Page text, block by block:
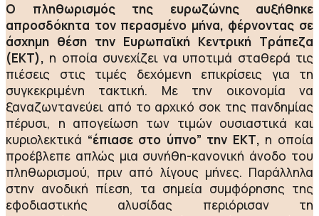
Ο πληθωρισμός της ευρωζώνης αυξήθηκε
απροσδόκητα τον περασμένο μήνα, φέρνοντας σε
άσχημη θέση την Ευρωπαϊκή Κεντρική Τράπεζα
(ΕΚΤ), η οποία συνεχίζει να υποτιμά σταθερά τις
πιέσεις στις τιμές δεχόμενη επικρίσεις για τη
συγκεκριμένη τακτική. Με την οικονομία να
ξαναζωντανεύει από το αρχικό σοκ της πανδημίας
πέρυσι, η απογείωση των τιμών ουσιαστικά και
κυριολεκτικά “έπιασε στο ύπνο” την ΕΚΤ, η οποία
προέβλεπε απλώς μια συνήθη-κανονική άνοδο του
πληθωρισμού, πριν από λίγους μήνες. Παράλληλα
στην ανοδική πίεση, τα σημεία συμφόρησης της
εφοδιαστικής αλυσίδας περιόρισαν τη